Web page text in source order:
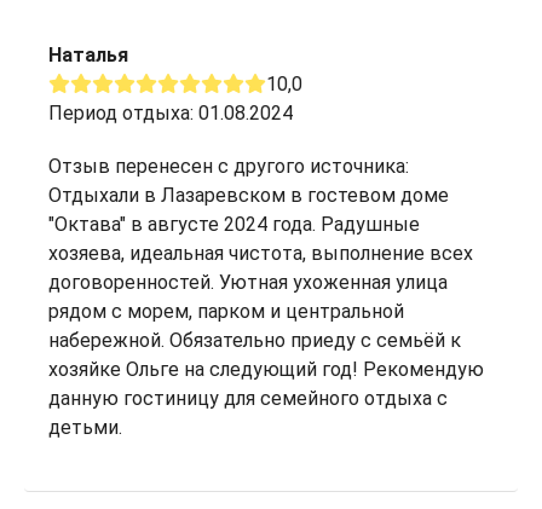
Наталья
10,0
Период отдыха: 01.08.2024
Отзыв перенесен с другого источника:
Отдыхали в Лазаревском в гостевом доме
"Октава" в августе 2024 года. Радушные
хозяева, идеальная чистота, выполнение всех
договоренностей. Уютная ухоженная улица
рядом с морем, парком и центральной
набережной. Обязательно приеду с семьёй к
хозяйке Ольге на следующий год! Рекомендую
данную гостиницу для семейного отдыха с
детьми.